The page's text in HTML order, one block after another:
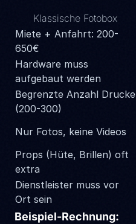
Klassische Fotobox
Miete + Anfahrt: 200-
650€
Hardware muss
aufgebaut werden
Begrenzte Anzahl Drucke
(200-300)
Nur Fotos, keine Videos
Props (Hüte, Brillen) oft
extra
Dienstleister muss vor
Ort sein
Beispiel-Rechnung: